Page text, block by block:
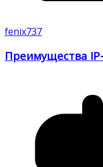
fenix737
Преимущества